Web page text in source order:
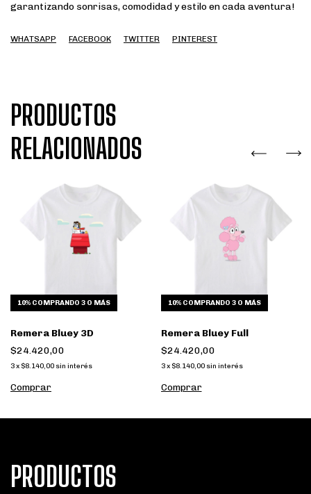
garantizando sonrisas, comodidad y estilo en cada aventura!
WHATSAPP FACEBOOK TWITTER PINTEREST
PRODUCTOS
RELACIONADOS
10% COMPRANDO 3 O MÁS
Remera Bluey 3D
$24.420,00
3x $8.140,00 sin interés
Comprar
10% COMPRANDO 3 O MÁS
Remera Bluey Full
$24.420,00
3 x $8.140,00 sin interés
Comprar
PRODUCTOS